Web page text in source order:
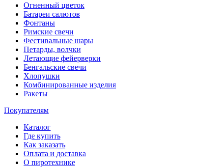
Огненный цветок
Батареи салютов
Фонтаны
Римские свечи
Фестивальные шары
Петарды, волчки
Летающие фейерверки
Бенгальские свечи
Хлопушки
Комбинированные изделия
Ракеты
Покупателям
Каталог
Где купить
Как заказать
Оплата и доставка
О пиротехнике